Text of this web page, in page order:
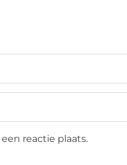
reactie plaats.